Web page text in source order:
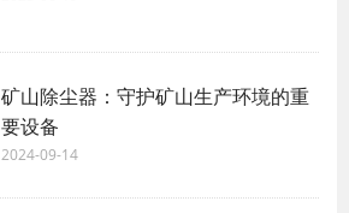
矿山除尘器：守护矿山生产环境的重
要设备
2024-09-14